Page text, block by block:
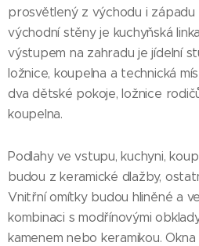
prosvětlený z východu i západu
východní stěny je kuchyňská
výstupem na zahradu je jídelní
ložnice, koupelna a technická
dva dětské pokoje, ložnice
koupelna.
Podlahy ve vstupu, kuchyni,
budou z keramické dlažby,
Vnitřní omítky budou hliněné a
kombinaci s modřínovými
kamenem nebo keramikou.